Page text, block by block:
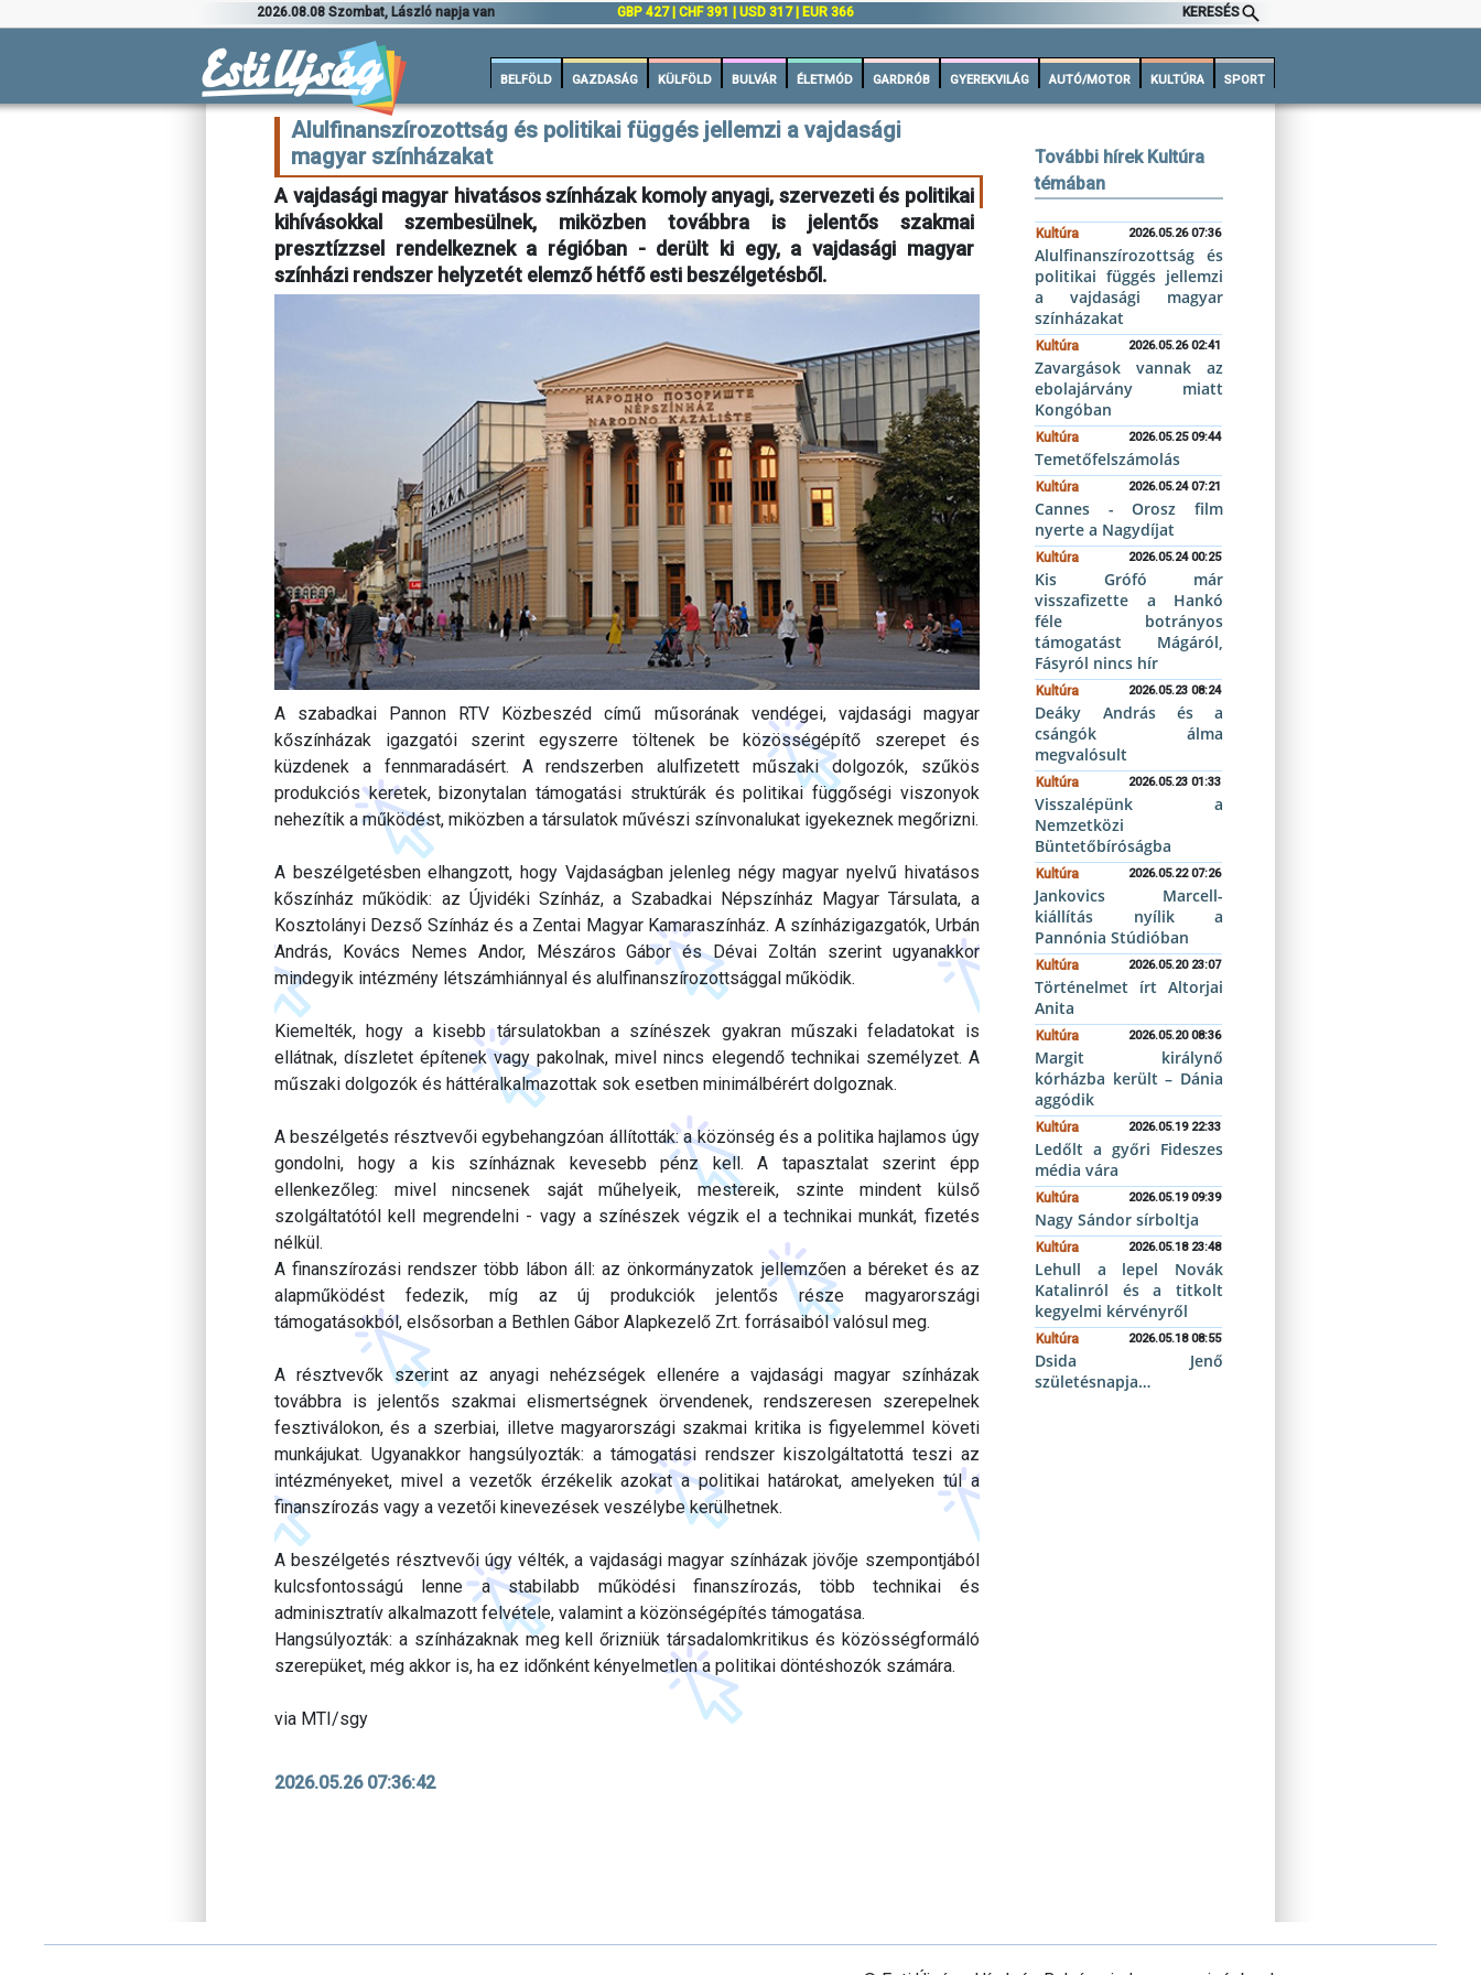
2026.08.08 Szombat, László napja van GBP 427 | CHF 391 | USD 317 | EUR 366 KERESÉS
BELFÖLD GAZDASÁG KÜLFÖLD BULVÁR ÉLETMÓD GARDRÓB GYEREKVILÁG AUTÓ/MOTOR KULTÚRA SPORT
Alulfinanszírozottság és politikai függés jellemzi a vajdasági
magyar színházakat
A vajdasági magyar hivatásos színházak komoly anyagi, szervezeti és politikai
kihívásokkal szembesülnek, miközben továbbra is jelentős szakmai
presztízzsel rendelkeznek a régióban - derült ki egy, a vajdasági magyar
színházi rendszer helyzetét elemző hétfő esti beszélgetésből.
A szabadkai Pannon RTV Közbeszéd című műsorának vendégei, vajdasági magyar
kőszínházak igazgatói szerint egyszerre töltenek be közösségépítő szerepet és
küzdenek a fennmaradásért. A rendszerben alulfizetett műszaki dolgozók, szűkös
produkciós keretek, bizonytalan támogatási struktúrák és politikai függőségi viszonyok
nehezítik a működést, miközben a társulatok művészi színvonalukat igyekeznek megőrizni.
A beszélgetésben elhangzott, hogy Vajdaságban jelenleg négy magyar nyelvű hivatásos
kőszínház működik: az Újvidéki Színház, a Szabadkai Népszínház Magyar Társulata, a
Kosztolányi Dezső Színház és a Zentai Magyar Kamaraszínház. A színházigazgatók, Urbán
András, Kovács Nemes Andor, Mészáros Gábor és Dévai Zoltán szerint ugyanakkor
mindegyik intézmény létszámhiánnyal és alulfinanszírozottsággal működik.
Kiemelték, hogy a kisebb társulatokban a színészek gyakran műszaki feladatokat is
ellátnak, díszletet építenek vagy pakolnak, mivel nincs elegendő technikai személyzet. A
műszaki dolgozók és háttéralkalmazottak sok esetben minimálbérért dolgoznak.
A beszélgetés résztvevői egybehangzóan állították: a közönség és a politika hajlamos úgy
gondolni, hogy a kis színháznak kevesebb pénz kell. A tapasztalat szerint épp
ellenkezőleg: mivel nincsenek saját műhelyeik, mestereik, szinte mindent külső
szolgáltatótól kell megrendelni - vagy a színészek végzik el a technikai munkát, fizetés
nélkül.
A finanszírozási rendszer több lábon áll: az önkormányzatok jellemzően a béreket és az
alapműködést fedezik, míg az új produkciók jelentős része magyarországi
támogatásokból, elsősorban a Bethlen Gábor Alapkezelő Zrt. forrásaiból valósul meg.
A résztvevők szerint az anyagi nehézségek ellenére a vajdasági magyar színházak
továbbra is jelentős szakmai elismertségnek örvendenek, rendszeresen szerepelnek
fesztiválokon, és a szerbiai, illetve magyarországi szakmai kritika is figyelemmel követi
munkájukat. Ugyanakkor hangsúlyozták: a támogatási rendszer kiszolgáltatottá teszi az
intézményeket, mivel a vezetők érzékelik azokat a politikai határokat, amelyeken túl a
finanszírozás vagy a vezetői kinevezések veszélybe kerülhetnek.
A beszélgetés résztvevői úgy vélték, a vajdasági magyar színházak jövője szempontjából
kulcsfontosságú lenne a stabilabb működési finanszírozás, több technikai és
adminisztratív alkalmazott felvétele, valamint a közönségépítés támogatása.
Hangsúlyozták: a színházaknak meg kell őrizniük társadalomkritikus és közösségformáló
szerepüket, még akkor is, ha ez időnként kényelmetlen a politikai döntéshozók számára.
via MTI/sgy
2026.05.26 07:36:42
További hírek Kultúra
témában
Kultúra 2026.05.26 07:36
Alulfinanszírozottság és
politikai függés jellemzi
a vajdasági magyar
színházakat
Kultúra 2026.05.26 02:41
Zavargások vannak az
ebolajárvány miatt
Kongóban
Kultúra 2026.05.25 09:44
Temetőfelszámolás
Kultúra 2026.05.24 07:21
Cannes - Orosz film
nyerte a Nagydíjat
Kultúra 2026.05.24 00:25
Kis Grófó már
visszafizette a Hankó
féle botrányos
támogatást Mágáról,
Fásyról nincs hír
Kultúra 2026.05.23 08:24
Deáky András és a
csángók álma
megvalósult
Kultúra 2026.05.23 01:33
Visszalépünk a
Nemzetközi
Büntetőbíróságba
Kultúra 2026.05.22 07:26
Jankovics Marcell-
kiállítás nyílik a
Pannónia Stúdióban
Kultúra 2026.05.20 23:07
Történelmet írt Altorjai
Anita
Kultúra 2026.05.20 08:36
Margit királynő
kórházba került – Dánia
aggódik
Kultúra 2026.05.19 22:33
Ledőlt a győri Fideszes
média vára
Kultúra 2026.05.19 09:39
Nagy Sándor sírboltja
Kultúra 2026.05.18 23:48
Lehull a lepel Novák
Katalinról és a titkolt
kegyelmi kérvényről
Kultúra 2026.05.18 08:55
Dsida Jenő
születésnapja…